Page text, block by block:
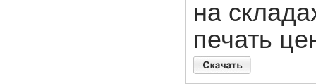
на
печать